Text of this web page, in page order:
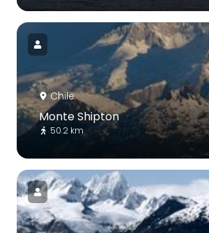
Chile
Monte Shipton
50.2 km